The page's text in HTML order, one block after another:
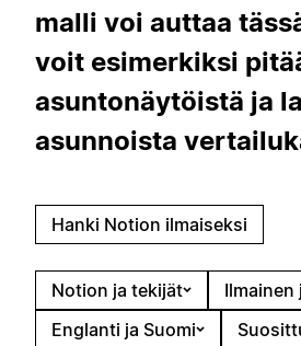
malli voi auttaa
voit esimerkiksi
asuntonäytöistä ja
asunnoista
Hanki Notion ilmaiseksi
Notion ja tekijät
Ilmainen
Englanti ja Suomi